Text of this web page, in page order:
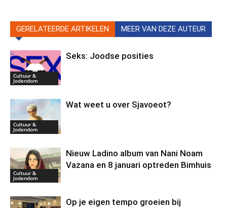
GERELATEERDE ARTIKELEN MEER VAN DEZE AUTEUR
Cultuur &
Jodendom
Seks: Joodse posities
Cultuur &
Jodendom
Wat weet u over Sjavoeot?
Cultuur &
Jodendom
Nieuw Ladino album van Nani Noam
Vazana en 8 januari optreden Bimhuis
Op je eigen tempo groeien bij